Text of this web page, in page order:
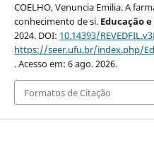
COELHO, Venuncia Emilia. A
conhecimento de si. Educação
2024. DOI: 10.14393/
https://seer.ufu.br/index.php/
. Acesso em: 6 ago. 2026.
Formatos de Citação